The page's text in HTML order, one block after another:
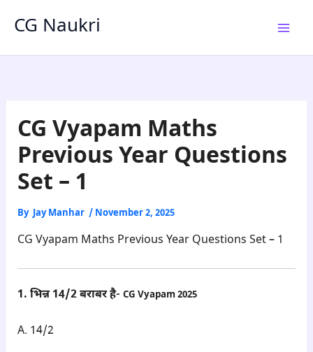
CG Naukri
CG Vyapam Maths
Previous Year Questions
Set – 1
By Jay Manhar / November 2, 2025
CG Vyapam Maths Previous Year Questions Set – 1
1. भिन्न 14/2 बराबर है- CG Vyapam 2025
A. 14/2